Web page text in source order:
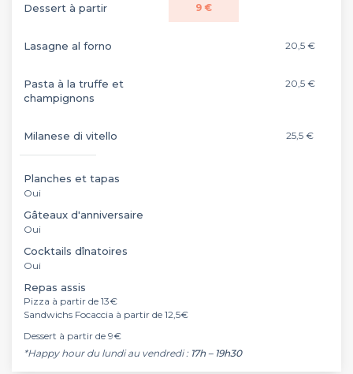
Dessert à partir 9 €
Lasagne al forno 20,5 €
Pasta à la truffe et
champignons
20,5 €
Milanese di vitello 25,5 €
Planches et tapas
Oui
Gâteaux d'anniversaire
Oui
Cocktails dînatoires
Oui
Repas assis
Pizza à partir de 13€
Sandwichs Focaccia à partir de 12,5€
Dessert à partir de 9€
*Happy hour du lundi au vendredi : 17h – 19h30